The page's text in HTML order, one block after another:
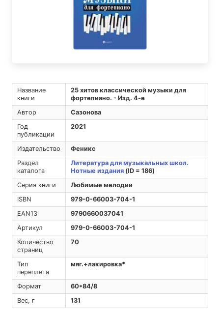
Название
книги
25 хитов классической музыки для
фортепиано. - Изд. 4-е
Автор
Сазонова
Год
публикации
2021
Издательство
Феникс
Раздел
каталога
Литература для музыкальных школ.
Нотные издания(ID = 186)
Серия книги
Любимые мелодии
ISBN
979-0-66003-704-1
EAN13
9790660037041
Артикул
979-0-66003-704-1
Количество
страниц
70
Тип
переплета
мяг.+лакировка*
Формат
60*84/8
Вес, г
131